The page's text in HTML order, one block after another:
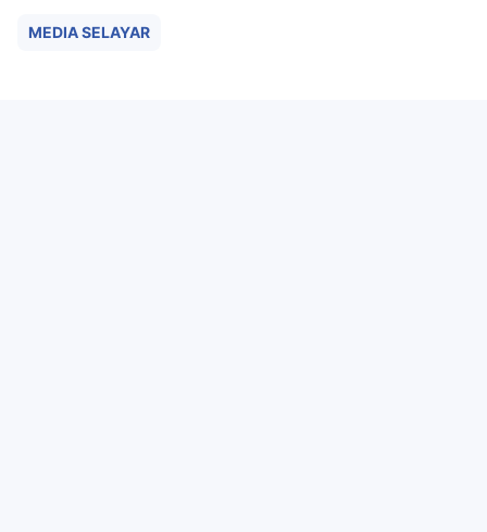
MEDIA SELAYAR